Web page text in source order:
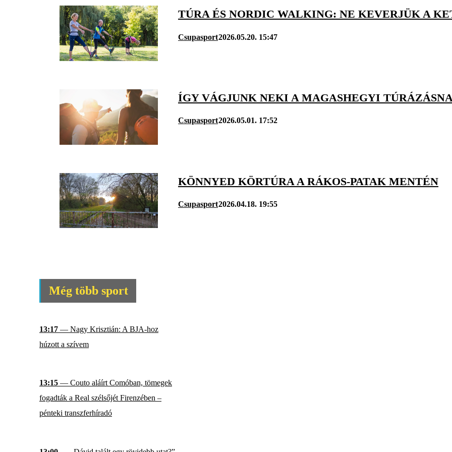
TÚRA ÉS NORDIC WALKING: NE KEVERJÜK A
Csupasport2026.05.20. 15:47
ÍGY VÁGJUNK NEKI A MAGASHEGYI
Csupasport2026.05.01. 17:52
KÖNNYED KÖRTÚRA A RÁKOS-PATAK MENTÉN
Csupasport2026.04.18. 19:55
Még több sport
13:17 — Nagy Krisztián: A BJA-hoz
húzott a szívem
13:15 — Couto aláírt Comóban, tömegek
fogadták a Real szélsőjét Firenzében –
pénteki transzferhíradó